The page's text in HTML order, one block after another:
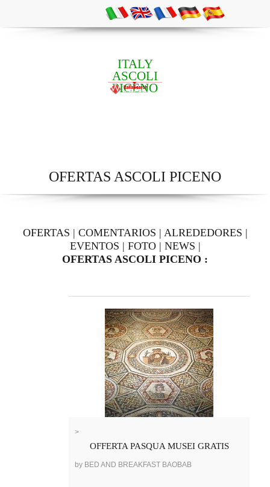
ITALY
ASCOLI
PICENO
OFERTAS ASCOLI PICENO
OFERTAS | COMENTARIOS | ALREDEDORES |
EVENTOS | FOTO| NEWS |
OFERTAS ASCOLI PICENO :
>
OFFERTA PASQUA MUSEI GRATIS
by BED AND BREAKFAST BAOBAB